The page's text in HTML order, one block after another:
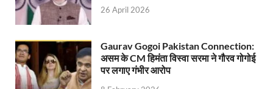
Kuldeep Singh Sengar: CJI की अध्यक्षता वाली बेंच
Kunda Raja Bhaiya: राजा भैया को मिला 1.5 करोड का
26 April 2026
Gaurav Gogoi Pakistan Connection:
असम के CM हिमंता विस्वा सरमा ने गौरव गोगोई
पर लगाए गंभीर आरोप